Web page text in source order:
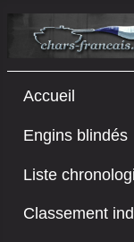
Accueil
Engins blindés
Liste
Classement